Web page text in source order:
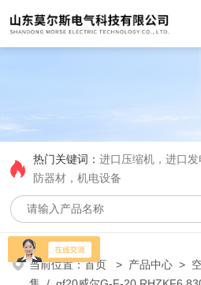
热门关键词：进口压缩机，进口
防器材，机电设备
当前位置：首页 > 产品中心 >